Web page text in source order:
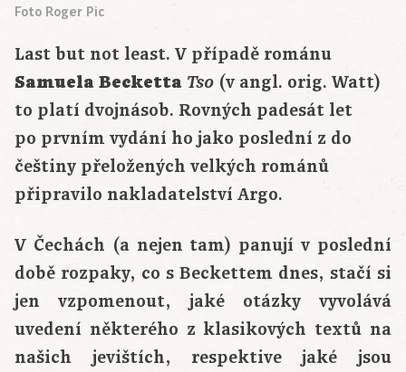
Foto Roger Pic
Last but not least. V případě románu
Samuela Becketta Tso (v angl. orig. Watt)
to platí dvojnásob. Rovných padesát let
po prvním vydání ho jako poslední z do
češtiny přeložených velkých románů
připravilo nakladatelství Argo.
V Čechách (a nejen tam) panují v poslední
době rozpaky, co s Beckettem dnes, stačí si
jen vzpomenout, jaké otázky vyvolává
uvedení některého z klasikových textů na
našich jevištích, respektive jaké jsou